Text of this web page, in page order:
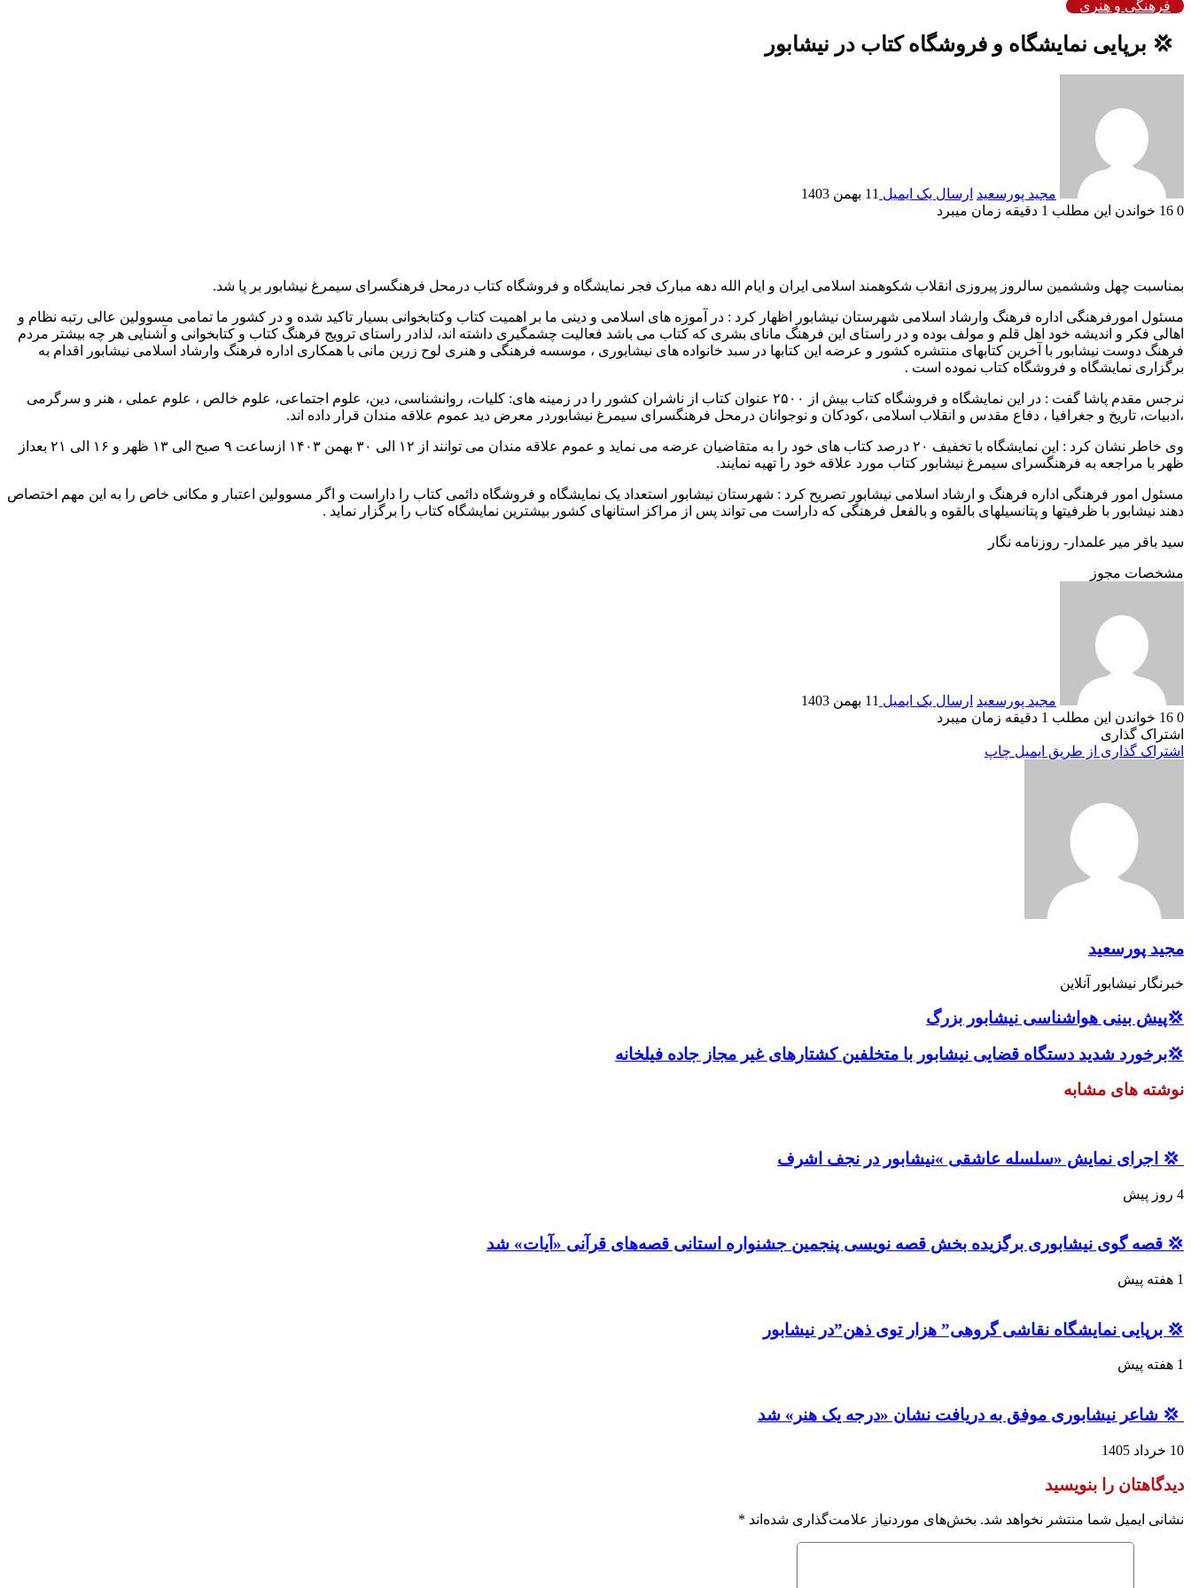
فرهنگی و هنری
‍ ‍ 💢 برپایی نمایشگاه و فروشگاه کتاب در نیشابور
مجید پورسعید ارسال یک ایمیل 11 بهمن 1403
0
خواندن این مطلب 1 دقیقه زمان میبرد
بمناسبت چهل وششمین سالروز پیروزی انقلاب شکوهمند اسلامی ایران و ایام الله دهه مبارک فجر نمایشگاه و فروشگاه کتاب درمحل فرهنگسرای سیمرغ نیشابور بر پا شد.
مسئول امورفرهنگی اداره فرهنگ وارشاد اسلامی شهرستان نیشابور اظهار کرد : در آموزه های اسلامی و دینی ما بر اهمیت کتاب وکتابخوانی بسیار تاکید شده و در کشور ما تمامی مسوولین عالی رتبه نظام و
اهالی فکر و اندیشه خود اهل قلم و مولف بوده و در راستای این فرهنگ مانای بشری که کتاب می باشد فعالیت چشمگیری داشته اند، لذادر راستای ترویج فرهنگ کتاب و کتابخوانی و آشنایی هر چه بیشتر مردم
فرهنگ دوست نیشابور با آخرین کتابهای منتشره کشور و عرضه این کتابها در سبد خانواده های نیشابوری ، موسسه فرهنگی و هنری لوح زرین مانی با همکاری اداره فرهنگ وارشاد اسلامی نیشابور اقدام به
برگزاری نمایشگاه و فروشگاه کتاب نموده است .
نرجس مقدم پاشا گفت : در این نمایشگاه و فروشگاه کتاب بیش از ۲۵۰۰ عنوان کتاب از ناشران کشور را در زمینه های: کلیات، روانشناسی، دین، علوم اجتماعی، علوم خالص ، علوم عملی ، هنر و سرگرمی
،ادبیات، تاریخ و جغرافیا ، دفاع مقدس و انقلاب اسلامی ،کودکان و نوجوانان درمحل فرهنگسرای سیمرغ نیشابوردر معرض دید عموم علاقه مندان قرار داده اند.
وی خاطر نشان کرد : این نمایشگاه با تخفیف ۲۰ درصد کتاب های خود را به متقاضیان عرضه می نماید و عموم علاقه مندان می توانند از ۱۲ الی ۳۰ بهمن ۱۴۰۳ ازساعت ۹ صبح الی ۱۳ ظهر و ۱۶ الی ۲۱ بعداز
ظهر با مراجعه به فرهنگسرای سیمرغ نیشابور کتاب مورد علاقه خود را تهیه نمایند.
مسئول امور فرهنگی اداره فرهنگ و ارشاد اسلامی نیشابور تصریح کرد : شهرستان نیشابور استعداد یک نمایشگاه و فروشگاه دائمی کتاب را داراست و اگر مسوولین اعتبار و مکانی خاص را به این مهم اختصاص
دهند نیشابور با ظرفیتها و پتانسیلهای بالقوه و بالفعل فرهنگی که داراست می تواند پس از مراکز استانهای کشور بیشترین نمایشگاه کتاب را برگزار نماید .
سید باقر میر علمدار- روزنامه نگار
مشخصات مجوز
مجید پورسعید ارسال یک ایمیل 11 بهمن 1403
0
خواندن این مطلب 1 دقیقه زمان میبرد
اشتراک گذاری
اشتراک گذاری از طریق ایمیل چاپ
مجید پورسعید
خبرنگار نیشابور آنلاین
💢پیش بینی هواشناسی نیشابور بزرگ
💢برخورد شدید دستگاه قضایی نیشابور با متخلفین کشتارهای غیر مجاز جاده فیلخانه
نوشته های مشابه
‍ 💢 اجرای نمایش «سلسله عاشقی »نیشابور در نجف اشرف
4 روز پیش
💢 قصه گوی نیشابوری برگزیده بخش قصه نویسی پنجمین جشنواره استانی قصه‌های قرآنی «آیات» شد
1 هفته پیش
💢 برپایی نمایشگاه نقاشی گروهی” هزار توی ذهن”در نیشابور
1 هفته پیش
‍ ‍💢 شاعر نیشابوری موفق به دریافت نشان «درجه یک هنر» شد
10 خرداد 1405
دیدگاهتان را بنویسید
نشانی ایمیل شما منتشر نخواهد شد. بخش‌های موردنیاز علامت‌گذاری شده‌اند *